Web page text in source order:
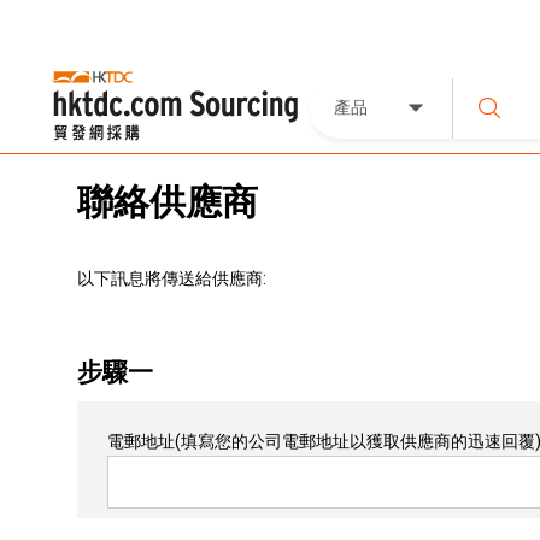
產品
聯絡供應商
以下訊息將傳送給供應商:
步驟一
電郵地址(填寫您的公司電郵地址以獲取供應商的迅速回覆)